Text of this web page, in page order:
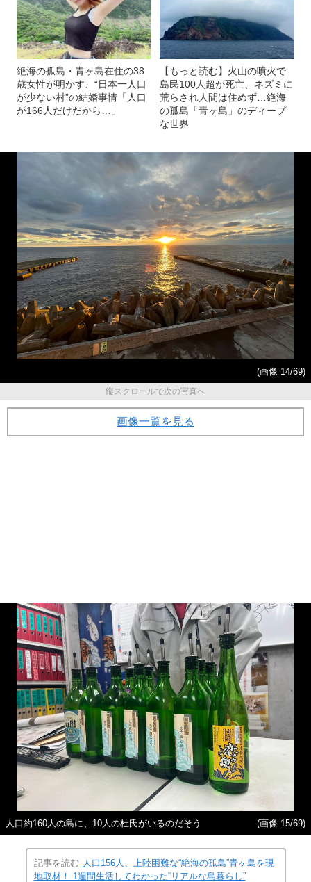
絶海の孤島・青ヶ島在住の38
歳女性が明かす、“日本一人口
が少ない村”の結婚事情「人口
が166人だけだから…」
【もっと読む】火山の噴火で
島民100人超が死亡、ネズミに
荒らされ人間は住めず…絶海
の孤島「青ヶ島」のディープ
な世界
(画像 14/69)
縦スクロールで次の写真へ
画像一覧を見る
人口約160人の島に、10人の杜氏がいるのだそう (画像 15/69)
記事を読む 人口156人、上陸困難な“絶海の孤島”青ヶ島を現
地取材！ 1週間生活してわかった“リアルな島暮らし”